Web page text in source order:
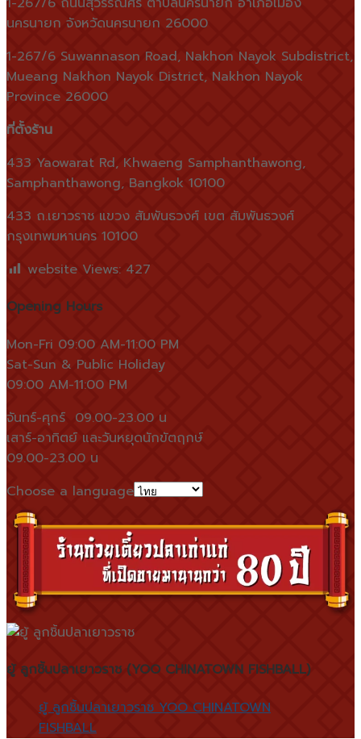
นครนายก จังหวัดนครนายก 26000
1-267/6 Suwannason Road, Nakhon Nayok Subdistrict,
Mueang Nakhon Nayok District, Nakhon Nayok
Province 26000
ที่ตั้งร้าน
433 Yaowarat Rd, Khwaeng Samphanthawong,
Samphanthawong, Bangkok 10100
433 ถ.เยาวราช แขวง สัมพันธวงศ์ เขต สัมพันธวงศ์
กรุงเทพมหานคร 10100
website Views: 427
Opening Hours
Mon-Fri 09:00 AM-11:00 PM
Sat-Sun & Public Holiday
09:00 AM-11:00 PM
จันทร์-ศุกร์ 09.00-23.00 น
เสาร์-อาทิตย์ และวันหยุดนักขัตฤกษ์
09.00-23.00 น
Choose a language
ยู้ ลูกชิ้นปลาเยาวราช (YOO CHINATOWN FISHBALL)
ยู้ ลูกชิ้นปลาเยาวราช YOO CHINATOWN
FISHBALL